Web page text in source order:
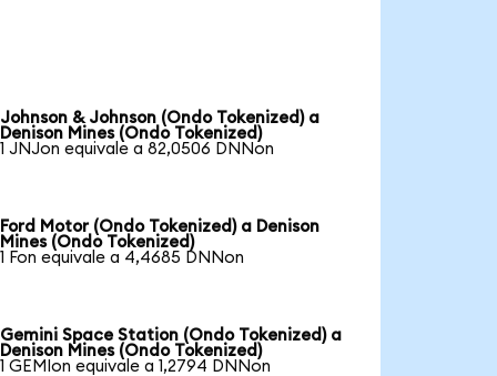
Johnson & Johnson (Ondo Tokenized) a
Denison Mines (Ondo Tokenized)
1 JNJon equivale a 82,0506 DNNon
Ford Motor (Ondo Tokenized) a Denison
Mines (Ondo Tokenized)
1 Fon equivale a 4,4685 DNNon
Gemini Space Station (Ondo Tokenized) a
Denison Mines (Ondo Tokenized)
1 GEMIon equivale a 1,2794 DNNon